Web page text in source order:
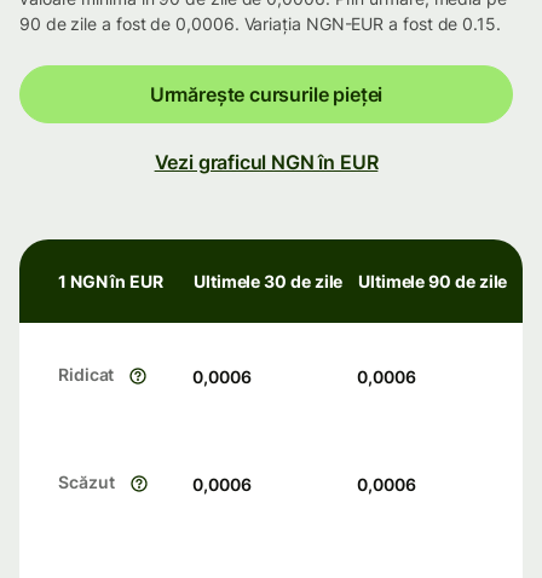
90 de zile a fost de 0,0006. Variația NGN-EUR a fost de 0.15.
Urmărește cursurile pieței
Vezi graficul NGN în EUR
1 NGN în EUR Ultimele 30 de zile Ultimele 90 de zile
Ridicat 0,0006 0,0006
Scăzut 0,0006 0,0006